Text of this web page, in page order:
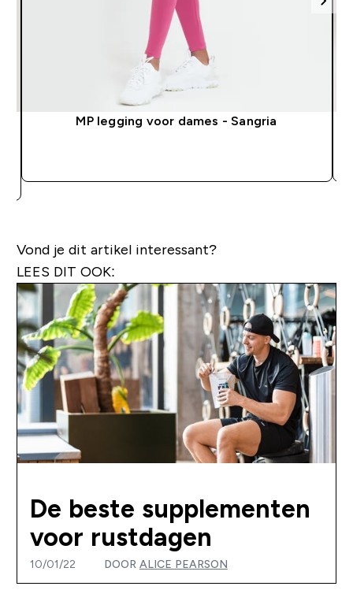
MP legging voor dames - Sangria
Vond je dit artikel interessant?
LEES DIT OOK:
De beste supplementen
voor rustdagen
10/01/22 DOOR ALICE PEARSON